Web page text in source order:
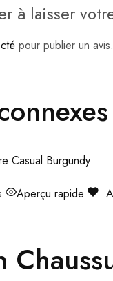
à laisser
pour publier un avis.
Aperçu rapide